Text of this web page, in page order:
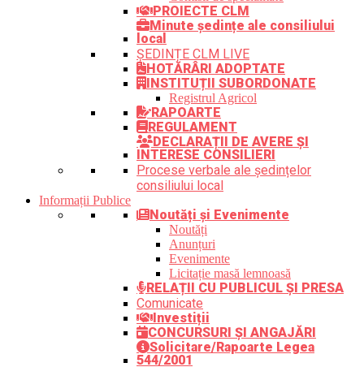
PROIECTE CLM
Minute ședințe ale consiliului
local
ȘEDINȚE CLM LIVE
HOTĂRÂRI ADOPTATE
INSTITUȚII SUBORDONATE
Registrul Agricol
RAPOARTE
REGULAMENT
DECLARAȚII DE AVERE ȘI
INTERESE CONSILIERI
Procese verbale ale ședințelor
consiliului local
Informații Publice
Noutăți și Evenimente
Noutăți
Anunțuri
Evenimente
Licitație masă lemnoasă
RELAȚII CU PUBLICUL ȘI PRESA
Comunicate
Investiții
CONCURSURI ȘI ANGAJĂRI
Solicitare/Rapoarte Legea
544/2001